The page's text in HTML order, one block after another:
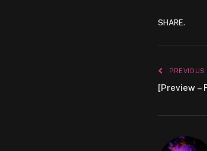
SHARE.
PREVIOUS
[Preview –